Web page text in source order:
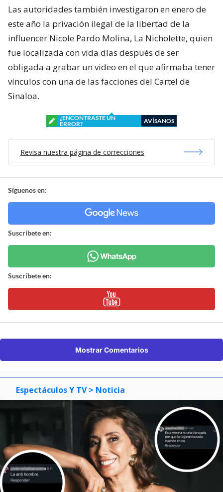
Las autoridades también investigaron en enero de
este año la privación ilegal de la libertad de la
influencer Nicole Pardo Molina, La Nicholette, quien
fue localizada con vida días después de ser
obligada a grabar un video en el que afirmaba tener
vínculos con una de las facciones del Cartel de
Sinaloa.
¿ENCONTRASTE UN
ERROR?
AVÍSANOS
Revisa nuestra página de correcciones
Síguenos en:
Suscríbete en:
Suscríbete en:
Mostrar Comentarios
Espectáculos Y TV > Noticia